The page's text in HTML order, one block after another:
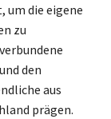
um die eigene
zu
den
aus
prägen.